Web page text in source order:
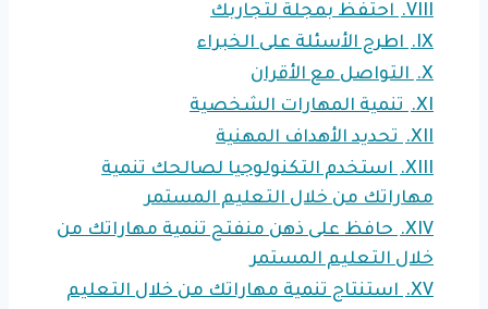
VIII.
احتفظ بمجلة لتجاربك
IX.
اطرح الأسئلة على الخبراء
X.
التواصل مع الأقران
XI.
تنمية المهارات الشخصية
XII.
تحديد الأهداف المهنية
XIII.
استخدم التكنولوجيا لصالحك تنمية
مهاراتك من خلال التعليم المستمر
XIV.
حافظ على ذهن منفتح تنمية مهاراتك من
خلال التعليم المستمر
XV.
استنتاج تنمية مهاراتك من خلال التعليم